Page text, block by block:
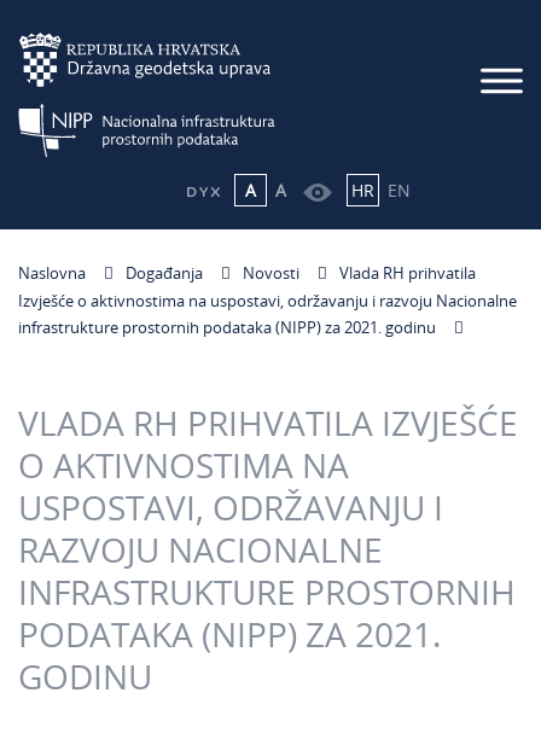
A A HR EN
Naslovna Događanja Novosti
Vlada RH prihvatila
Izvješće o aktivnostima na uspostavi, održavanju i razvoju Nacionalne
infrastrukture prostornih podataka (NIPP) za 2021. godinu
VLADA RH PRIHVATILA IZVJEŠĆE
O AKTIVNOSTIMA NA
USPOSTAVI, ODRŽAVANJU I
RAZVOJU NACIONALNE
INFRASTRUKTURE PROSTORNIH
PODATAKA (NIPP) ZA 2021.
GODINU